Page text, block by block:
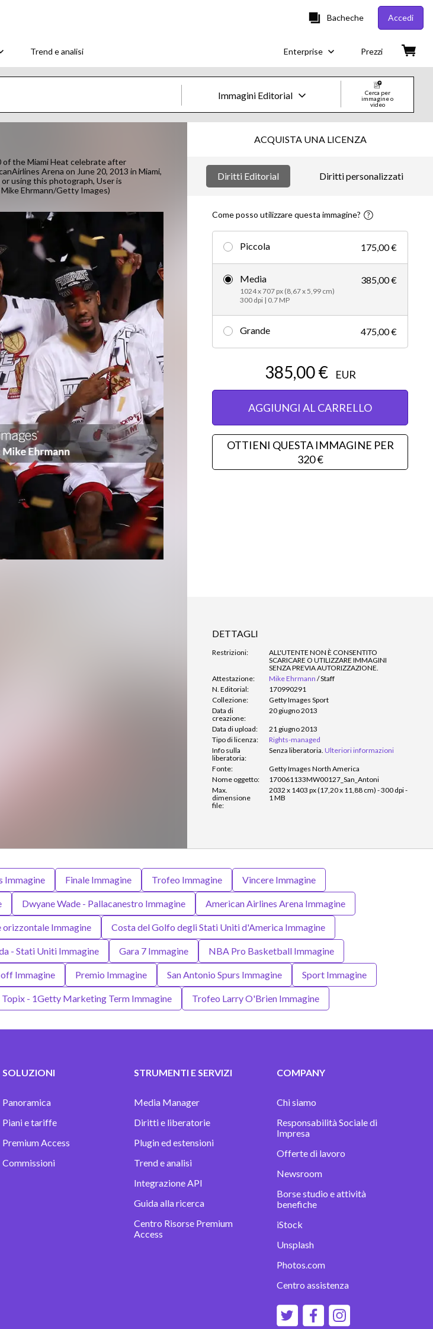
Bacheche Accedi
Trend e analisi Enterprise Prezzi
Immagini Editorial
Immagini
Creative
Video
Creative
Editorial
Cerca per
immagine o
video
of the Miami Heat celebrate after
Arena on June 20, 2013 in Miami,
using this photograph, User is
Ehrmann/Getty Images)
ACQUISTA UNA LICENZA
Diritti Editorial Diritti personalizzati
Come posso utilizzare questa immagine?
Piccola 175,00 €
Media
1024 x 707 px (8,67 x 5,99 cm)
300 dpi | 0.7 MP
385,00 €
Grande 475,00 €
385,00 € EUR
AGGIUNGI AL CARRELLO
OTTIENI QUESTA IMMAGINE PER
320 €
DETTAGLI
Restrizioni:
ALL'UTENTE NON È CONSENTITO
SCARICARE O UTILIZZARE IMMAGINI
SENZA PREVIA AUTORIZZAZIONE.
Attestazione:
Mike Ehrmann /Staff
N. Editorial:
170990291
Collezione:
Getty Images Sport
Data di
creazione:
20 giugno 2013
Data di upload:
21 giugno 2013
Tipo di licenza:
Rights-managed
Info sulla
liberatoria:
Senza liberatoria. Ulteriori informazioni
Fonte:
Getty Images North America
Nome oggetto:
170061133MW00127_San_Antoni
Max.
dimensione
file:
2032 x 1403 px (17,20 x 11,88 cm) - 300 dpi -
1 MB
Immagine Finale Immagine Trofeo Immagine Vincere Immagine
Dwyane Wade - Pallacanestro Immagine American Airlines Arena Immagine
orizzontale Immagine Costa del Golfo degli Stati Uniti d'America Immagine
- Stati Uniti Immagine Gara 7 Immagine NBA Pro Basketball Immagine
Immagine Premio Immagine San Antonio Spurs Immagine Sport Immagine
Topix - 1Getty Marketing Term Immagine Trofeo Larry O'Brien Immagine
SOLUZIONI
Panoramica
Piani e tariffe
Premium Access
Commissioni
STRUMENTI E SERVIZI
Media Manager
Diritti e liberatorie
Plugin ed estensioni
Trend e analisi
Integrazione API
Guida alla ricerca
Centro Risorse Premium
Access
COMPANY
Chi siamo
Responsabilità Sociale di
Impresa
Offerte di lavoro
Newsroom
Borse studio e attività
benefiche
iStock
Unsplash
Photos.com
Centro assistenza